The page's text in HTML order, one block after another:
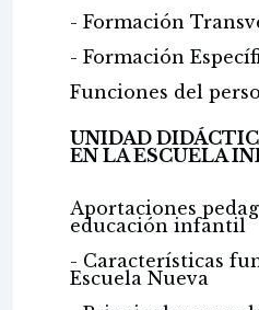
- Formación
- Formación
Funciones del
UNIDAD
EN LA ESCUELA
Aportaciones
educación infantil
- Características
Escuela Nueva